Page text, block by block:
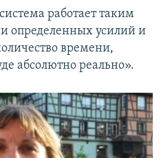
работает таким
определенных усилий и
времени,
абсолютно реально».